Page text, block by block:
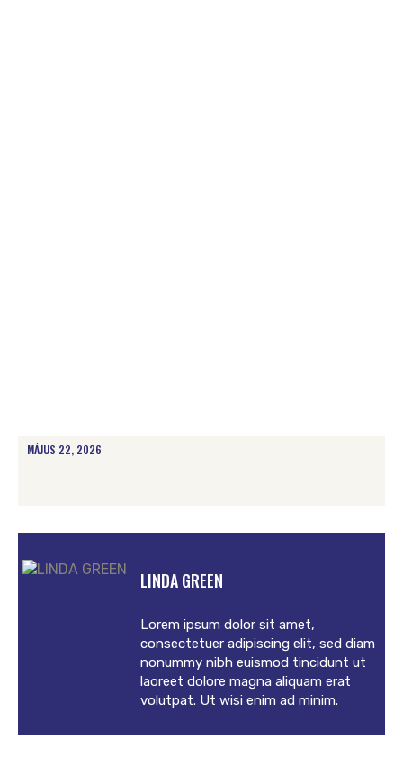
MÁJUS 22, 2026
LINDA GREEN
Lorem ipsum dolor sit amet,
consectetuer adipiscing elit, sed diam
nonummy nibh euismod tincidunt ut
laoreet dolore magna aliquam erat
volutpat. Ut wisi enim ad minim.